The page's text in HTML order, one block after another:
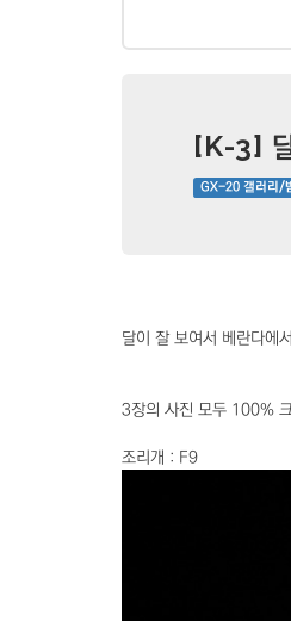
[K-3]
GX-20 갤러리/
달이 잘 보여서 베란다에
3장의 사진 모두 100%
조리개 : F9